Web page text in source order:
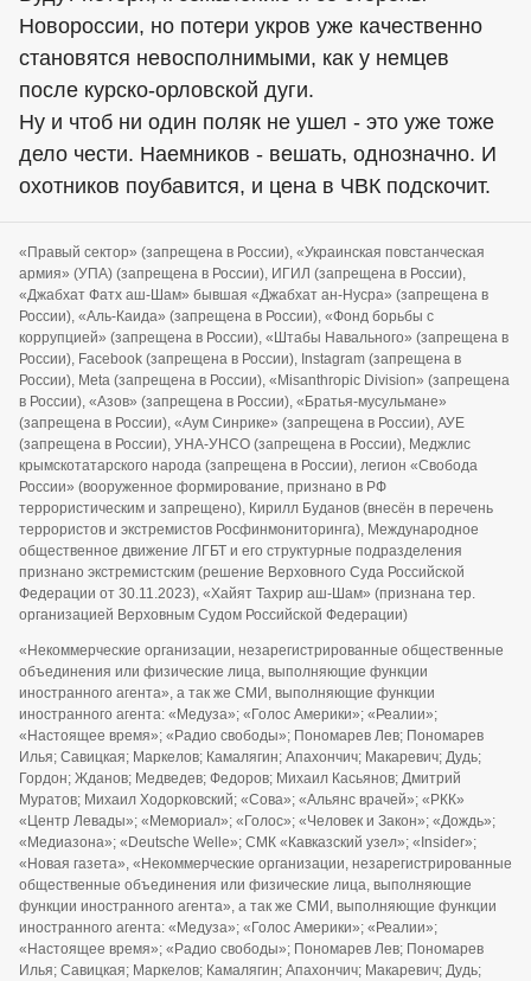
Новороссии, но потери укров уже качественно
становятся невосполнимыми, как у немцев
после курско-орловской дуги.
Ну и чтоб ни один поляк не ушел - это уже тоже
дело чести. Наемников - вешать, однозначно. И
охотников поубавится, и цена в ЧВК подскочит.
«Правый сектор» (запрещена в России), «Украинская повстанческая
армия» (УПА) (запрещена в России), ИГИЛ (запрещена в России),
«Джабхат Фатх аш-Шам» бывшая «Джабхат ан-Нусра» (запрещена в
России), «Аль-Каида» (запрещена в России), «Фонд борьбы с
коррупцией» (запрещена в России), «Штабы Навального» (запрещена в
России), Facebook (запрещена в России), Instagram (запрещена в
России), Meta (запрещена в России), «Misanthropic Division» (запрещена
в России), «Азов» (запрещена в России), «Братья-мусульмане»
(запрещена в России), «Аум Синрике» (запрещена в России), АУЕ
(запрещена в России), УНА-УНСО (запрещена в России), Меджлис
крымскотатарского народа (запрещена в России), легион «Свобода
России» (вооруженное формирование, признано в РФ
террористическим и запрещено), Кирилл Буданов (внесён в перечень
террористов и экстремистов Росфинмониторинга), Международное
общественное движение ЛГБТ и его структурные подразделения
признано экстремистским (решение Верховного Суда Российской
Федерации от 30.11.2023), «Хайят Тахрир аш-Шам» (признана тер.
организацией Верховным Судом Российской Федерации)
«Некоммерческие организации, незарегистрированные общественные
объединения или физические лица, выполняющие функции
иностранного агента», а так же СМИ, выполняющие функции
иностранного агента: «Медуза»; «Голос Америки»; «Реалии»;
«Настоящее время»; «Радио свободы»; Пономарев Лев; Пономарев
Илья; Савицкая; Маркелов; Камалягин; Апахончич; Макаревич; Дудь;
Гордон; Жданов; Медведев; Федоров; Михаил Касьянов; Дмитрий
Муратов; Михаил Ходорковский; «Сова»; «Альянс врачей»; «РКК»
«Центр Левады»; «Мемориал»; «Голос»; «Человек и Закон»; «Дождь»;
«Медиазона»; «Deutsche Welle»; СМК «Кавказский узел»; «Insider»;
«Новая газета», «Некоммерческие организации, незарегистрированные
общественные объединения или физические лица, выполняющие
функции иностранного агента», а так же СМИ, выполняющие функции
иностранного агента: «Медуза»; «Голос Америки»; «Реалии»;
«Настоящее время»; «Радио свободы»; Пономарев Лев; Пономарев
Илья; Савицкая; Маркелов; Камалягин; Апахончич; Макаревич; Дудь;